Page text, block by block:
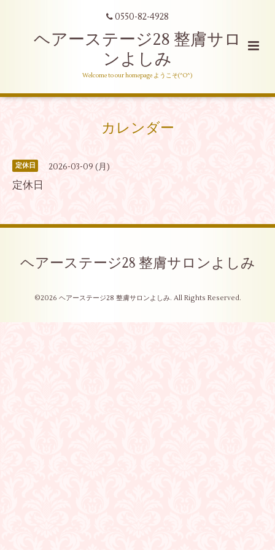
0550-82-4928
ヘアーステージ28 整膚サロ
ンよしみ
Welcome to our homepage ようこそ(^O^)
カレンダー
定休日 2026-03-09 (月)
定休日
ヘアーステージ28 整膚サロンよしみ
©2026 ヘアーステージ28 整膚サロンよしみ. All Rights Reserved.